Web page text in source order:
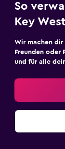
So
Key
Wir machen dir
Freunden oder
und für alle